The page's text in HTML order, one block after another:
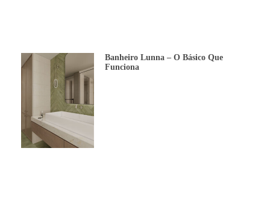
Banheiro Lunna – O Básico Que
Funciona